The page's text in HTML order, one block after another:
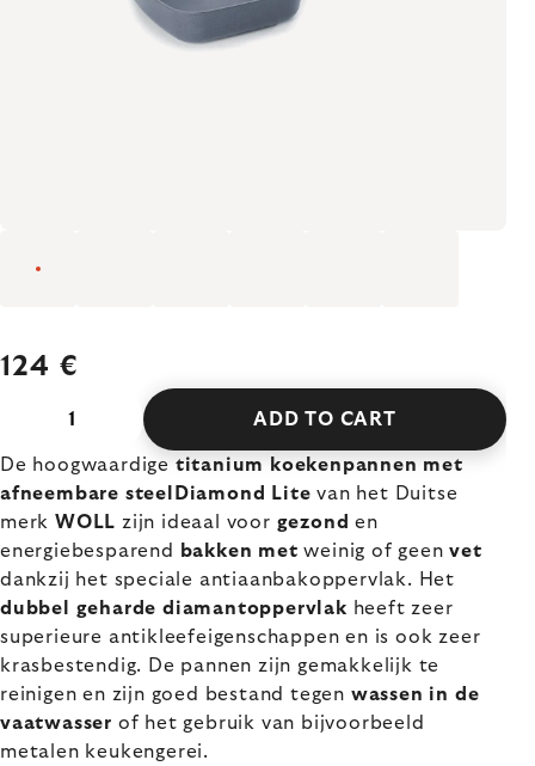
124 €
ADD TO CART
De hoogwaardige titanium koekenpannen met
afneembare steelDiamond Litevan het Duitse
merk WOLL zijn ideaal voor gezond en
energiebesparend
bakken met weinig of geenvet
dankzij het speciale antiaanbakoppervlak. Het
dubbel geharde diamantoppervlak heeft zeer
superieure antikleefeigenschappen en is ook zeer
krasbestendig. De pannen zijn gemakkelijk te
reinigen en zijn goed bestand tegen wassen in de
vaatwasser of het gebruik van bijvoorbeeld
metalen keukengerei.